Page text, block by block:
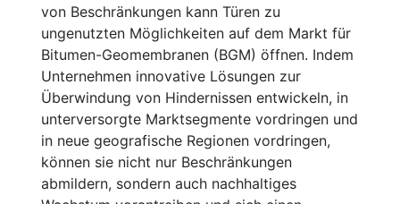
von Beschränkungen kann Türen zu
ungenutzten Möglichkeiten auf dem Markt für
Bitumen-Geomembranen (BGM) öffnen. Indem
Unternehmen innovative Lösungen zur
Überwindung von Hindernissen entwickeln, in
unterversorgte Marktsegmente vordringen und
in neue geografische Regionen vordringen,
können sie nicht nur Beschränkungen
abmildern, sondern auch nachhaltiges